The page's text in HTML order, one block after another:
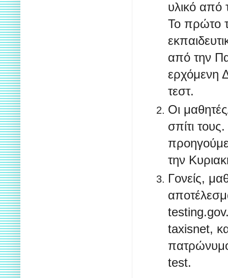
υλικό από
Το πρώτο
από την
ερχόμενη
τεστ.
Οι
σπίτι
την
Γονείς,
taxisnet,
test.